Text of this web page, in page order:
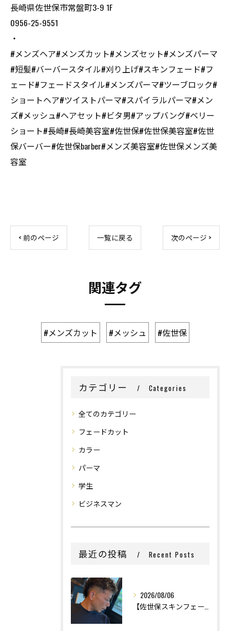
長崎県佐世保市常盤町3-9 1F
0956-25-9551
・
#メンズヘア#メンズカット#メンズセット#メンズパーマ
#短髪#バーバースタイル#刈り上げ#スキンフェード#フ
ェード#フェードスタイル#メンズパーマ#ツーブロック#
ショートヘア#ツイストパーマ#スパイラルパーマ#メン
ズ#メッシュ#ヘアセット#ビタ男#アップバング#ベリー
ショート#長崎#長崎美容室#佐世保#佐世保美容室#佐世
保バーバー#佐世保barber#メンズ美容室#佐世保メンズ美
容室
< 前のページ 一覧に戻る 次のページ >
関連タグ
#メンズカット #メッシュ #佐世保
カテゴリー Categories
全てのカテゴリー
フェードカット
カラー
パーマ
学生
ビジネスマン
最近の投稿 Recent Posts
2026/08/06